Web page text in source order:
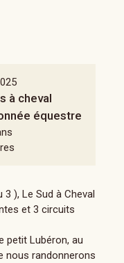
à cheval
équestre
), Le Sud à Cheval
et 3 circuits
petit Lubéron, au
nous randonnerons